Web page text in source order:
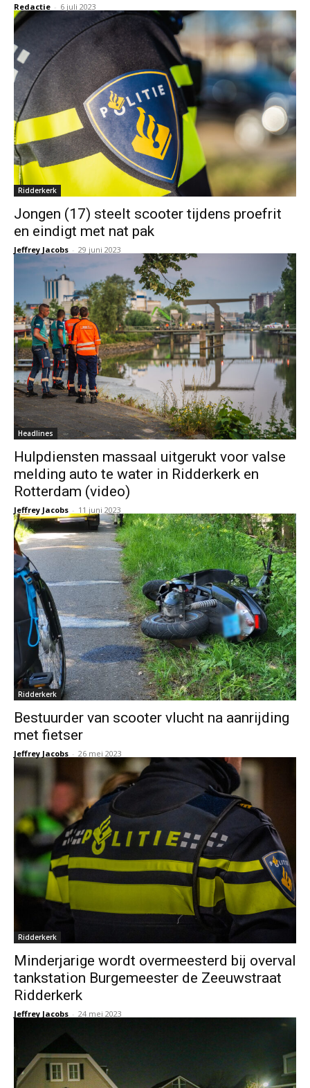
Redactie - 6 juli 2023
Ridderkerk
Jongen (17) steelt scooter tijdens proefrit
en eindigt met nat pak
Jeffrey Jacobs - 29 juni 2023
Headlines
Hulpdiensten massaal uitgerukt voor valse
melding auto te water in Ridderkerk en
Rotterdam (video)
Jeffrey Jacobs - 11 juni 2023
Ridderkerk
Bestuurder van scooter vlucht na aanrijding
met fietser
Jeffrey Jacobs - 26 mei 2023
Ridderkerk
Minderjarige wordt overmeesterd bij overval
tankstation Burgemeester de Zeeuwstraat
Ridderkerk
Jeffrey Jacobs - 24 mei 2023